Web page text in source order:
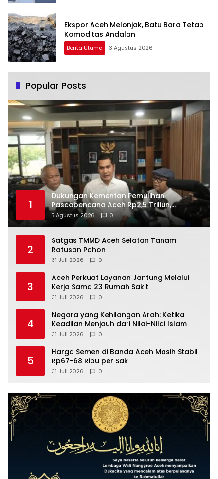
Ekspor Aceh Melonjak, Batu Bara Tetap
Komoditas Andalan
Berita Utama 3 Agustus 2026
Popular Posts
1
Dukungan Kementan Pemulihan
Pascabencana Aceh Rp2,5 Triliun,
Pemprov Kelola Rp9,7 Miliar
7 Agustus 2026 0
2
Satgas TMMD Aceh Selatan Tanam
Ratusan Pohon
31 Juli 2026 0
3
Aceh Perkuat Layanan Jantung Melalui
Kerja Sama 23 Rumah Sakit
31 Juli 2026 0
4
Negara yang Kehilangan Arah: Ketika
Keadilan Menjauh dari Nilai-Nilai Islam
31 Juli 2026 0
5
Harga Semen di Banda Aceh Masih Stabil
Rp67-68 Ribu per Sak
31 Juli 2026 0